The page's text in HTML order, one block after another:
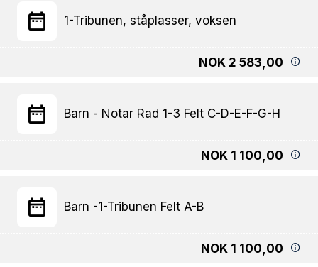
1-Tribunen, ståplasser, voksen
NOK 2 583,00
Barn - Notar Rad 1-3 Felt C-D-E-F-G-H
NOK 1 100,00
Barn -1-Tribunen Felt A-B
NOK 1 100,00